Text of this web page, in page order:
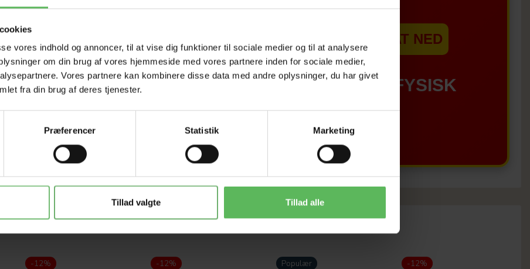
vores indhold og annoncer, til at vise dig funktioner til sociale medier og til at analysere
om din brug af vores hjemmeside med vores partnere inden for sociale medier,
Vores partnere kan kombinere disse data med andre oplysninger, du har givet
fra din brug af deres tjenester.
Præferencer Statistik Marketing
Tillad valgte Tillad alle
HELE WEBSHOPPEN ER SAT NED
Tilbud GÆLDER IKKE I FYSISK
BUTIKKERE
-12% -12%
Populær
-12%